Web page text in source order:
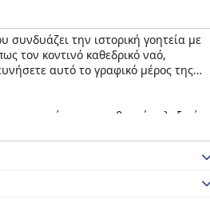
την ιστορική γοητεία με
τον κοντινό καθεδρικό ναό,
αυτό το γραφικό μέρος της
με ουίσκι και τη θερμή φιλοξενία
που εξασφαλίζουν ξεκούραστο
και τον περιστασιακό
Το πρωινό περιγράφεται συχνά